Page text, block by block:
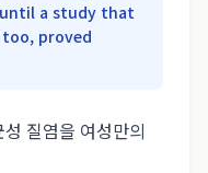
until a study that
proved
질염을 여성만의